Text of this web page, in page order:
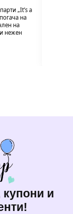
„It’s a
на
на
нежен
купони и